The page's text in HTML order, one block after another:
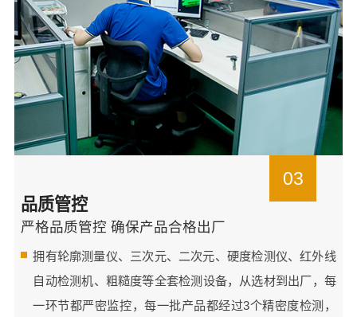
03
品质管控
严格品质管控 确保产品合格出厂
拥有轮廓测量仪、三次元、二次元、硬度检测仪、红外线
自动检测机、粗糙度等全套检测设备，从选材到出厂，每
一环节都严密监控，每一批产品都经过3个精密度检测，